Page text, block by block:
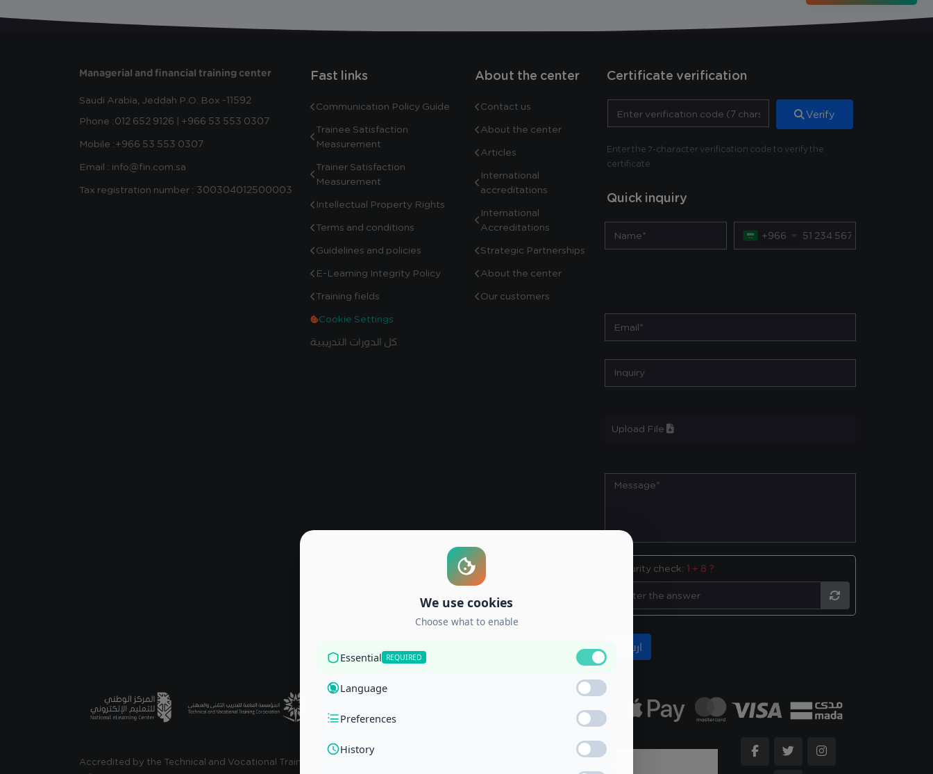
Managerial and financial training center
Saudi Arabia, Jeddah P.O. Box -11592
Phone :012 652 9126 | +966 53 553 0307
Mobile :+966 53 553 0307
Email : info@fin.com.sa
Tax registration number : 300304012500003
Fast links
Communication Policy Guide
Trainee Satisfaction
Measurement
Trainer Satisfaction
Measurement
Intellectual Property Rights
Terms and conditions
Guidelines and policies
E-Learning Integrity Policy
Training fields
Cookie Settings
كل الدورات التدريبية
About the center
Contact us
About the center
Articles
International
accreditations
International
Accreditations
Strategic Partnerships
About the center
Our customers
Certificate verification
Verify
Enter the 7-character verification code to verify the
certificate
Quick inquiry
+966
Upload File
Security check: 1 + 8 ?
Accredited by the Technical and Vocational Training Corporation and the National Center for